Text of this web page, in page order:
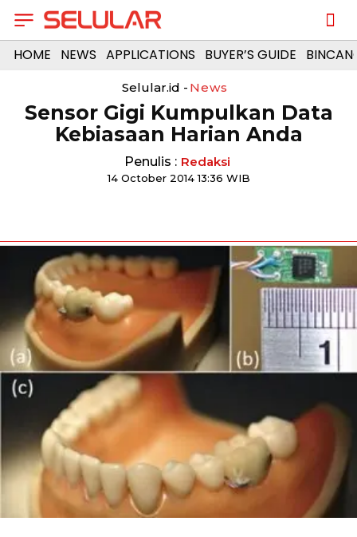
HOME NEWS APPLICATIONS BUYER’S GUIDE
Selular.id - News
Sensor Gigi Kumpulkan Data
Kebiasaan Harian Anda
Penulis : Redaksi
14 October 2014 13:36 WIB